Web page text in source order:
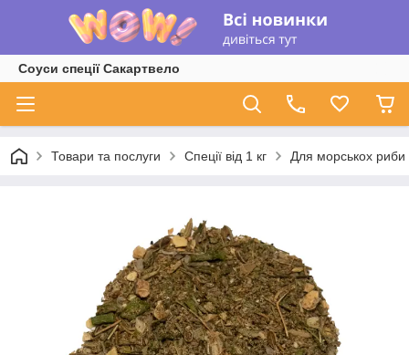
Соуси спеції Сакартвело
Товари та послуги Спеції від 1 кг Для морськох риби